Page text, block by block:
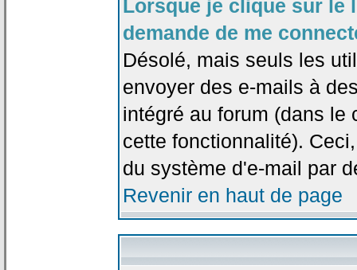
Lorsque je clique sur le
demande de me
Désolé, mais seuls les
envoyer des e-mails à
intégré au forum (dans le
cette fonctionnalité).
du système d'e-mail par
Revenir en haut de page